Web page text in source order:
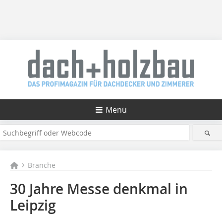
Menü
Branche
30 Jahre Messe denkmal in
Leipzig